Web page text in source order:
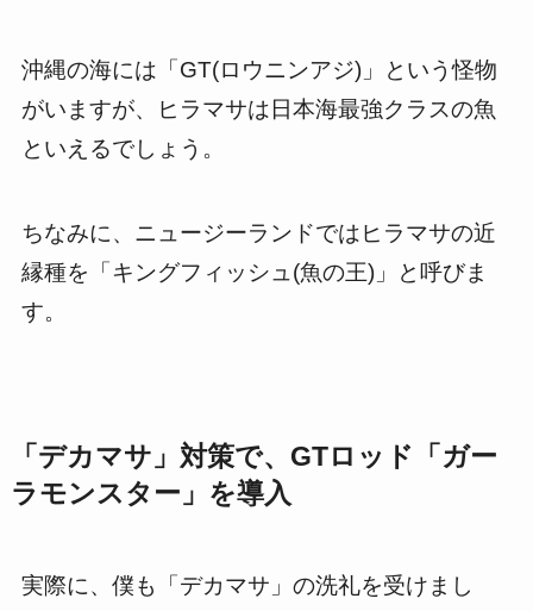
沖縄の海には「GT(ロウニンアジ)」という怪物
がいますが、ヒラマサは日本海最強クラスの魚
といえるでしょう。
ちなみに、ニュージーランドではヒラマサの近
縁種を「キングフィッシュ(魚の王)」と呼びま
す。
「デカマサ」対策で、GTロッド「ガー
ラモンスター」を導入
実際に、僕も「デカマサ」の洗礼を受けまし